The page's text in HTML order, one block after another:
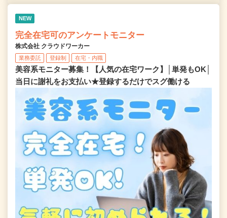
NEW
完全在宅可のアンケートモニター
株式会社 クラウドワーカー
業務委託 登録制 在宅・内職
美容系モニター募集！【人気の在宅ワーク】│単発もOK│
当日に謝礼をお支払い★登録するだけでスグ働ける